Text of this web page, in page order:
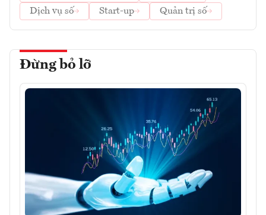
Dịch vụ số Start-up Quản trị số
Đừng bỏ lỡ